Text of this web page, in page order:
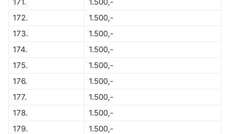
172.
1.500,-
173.
1.500,-
174.
1.500,-
175.
1.500,-
176.
1.500,-
177.
1.500,-
178.
1.500,-
179.
1.500,-